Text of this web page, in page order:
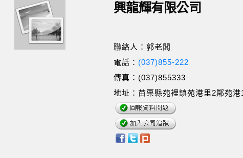
興龍輝有限公司
聯絡人：郭老闆
電話： (037)855-222
傳真：(037)855333
地址：苗栗縣苑裡鎮苑港里2鄰苑港